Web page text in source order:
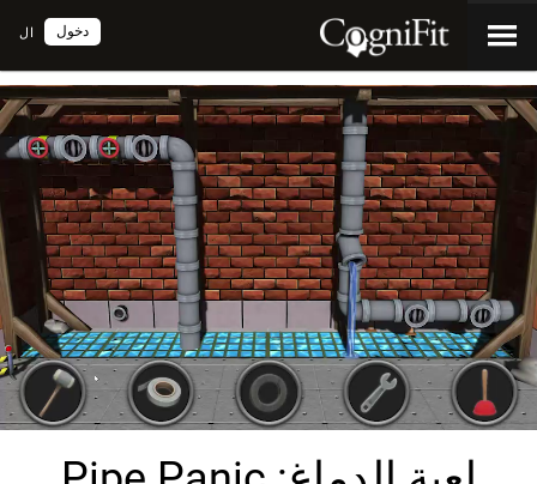
ال دخول